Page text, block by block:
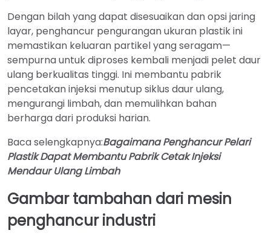
Dengan bilah yang dapat disesuaikan dan opsi jaring
layar, penghancur pengurangan ukuran plastik ini
memastikan keluaran partikel yang seragam—
sempurna untuk diproses kembali menjadi pelet daur
ulang berkualitas tinggi. Ini membantu pabrik
pencetakan injeksi menutup siklus daur ulang,
mengurangi limbah, dan memulihkan bahan
berharga dari produksi harian.
Baca selengkapnya:Bagaimana Penghancur Pelari
Plastik Dapat Membantu Pabrik Cetak Injeksi
Mendaur Ulang Limbah
Gambar tambahan dari mesin
penghancur industri